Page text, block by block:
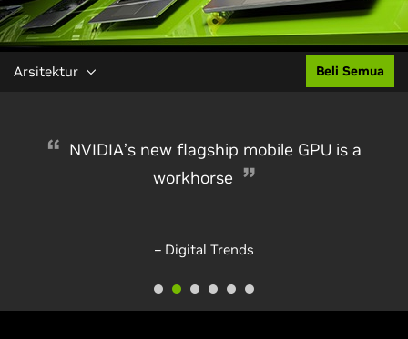
Arsitektur Beli Semua
NVIDIA’s new flagship mobile GPU is a
workhorse
– Digital Trends